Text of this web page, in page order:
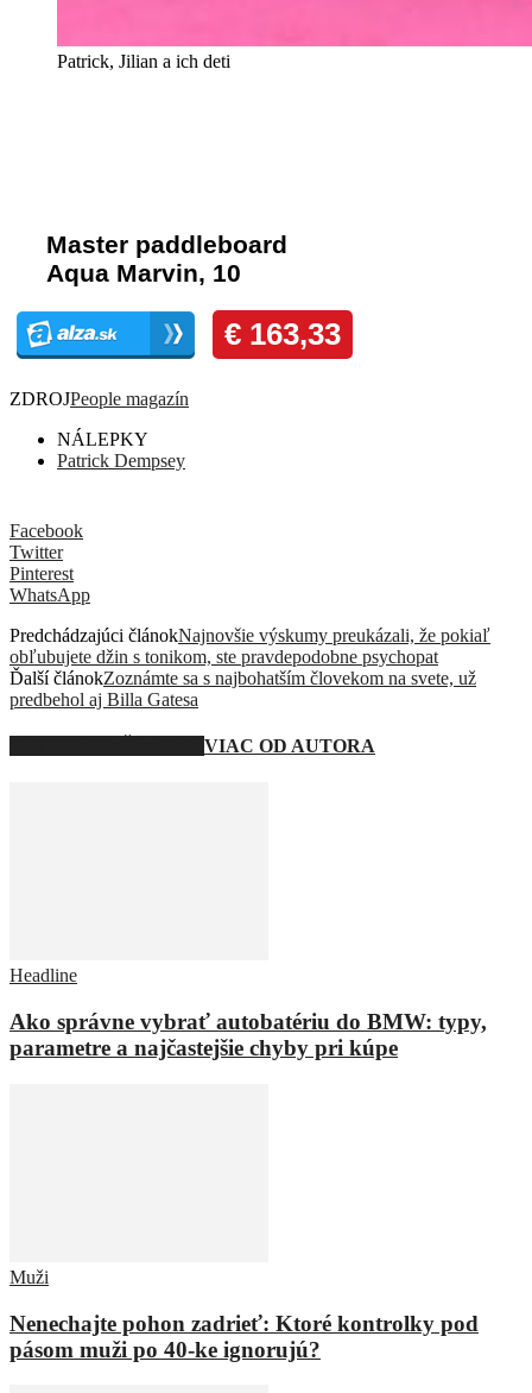
Patrick, Jilian a ich deti
ZDROJPeople magazín
NÁLEPKY
Patrick Dempsey
Facebook
Twitter
Pinterest
WhatsApp
Predchádzajúci článokNajnovšie výskumy preukázali, že pokiaľ
obľubujete džin s tonikom, ste pravdepodobne psychopat
Ďalší článokZoznámte sa s najbohatším človekom na svete, už
predbehol aj Billa Gatesa
VIAC OD AUTORA
Headline
Ako správne vybrať autobatériu do BMW: typy,
parametre a najčastejšie chyby pri kúpe
Muži
Nenechajte pohon zadrieť: Ktoré kontrolky pod
pásom muži po 40-ke ignorujú?